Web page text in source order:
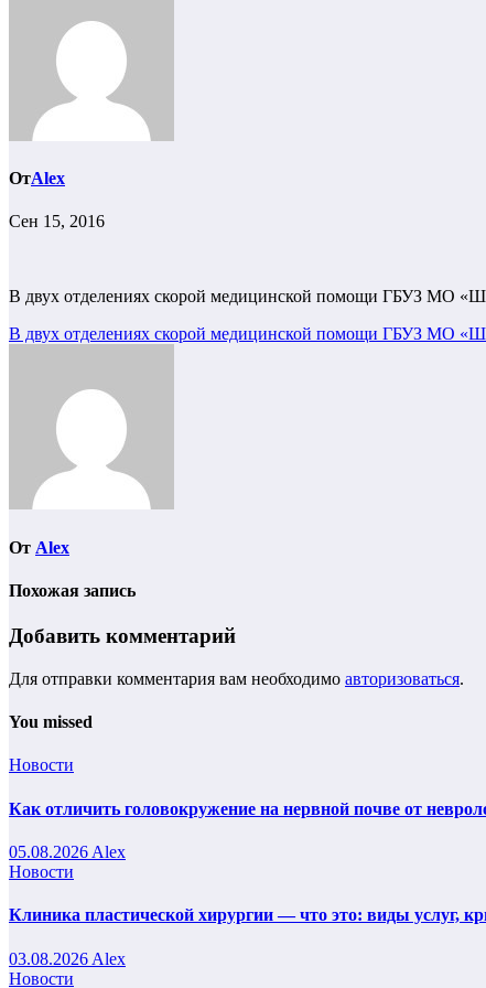
ОтAlex
Сен 15, 2016
В двух отделениях скорой медицинской помощи ГБУЗ МО
Навигация
записям
В двух отделениях скорой медицинской помощи ГБУЗ МО
От Alex
Похожая запись
Добавить комментарий
Для отправки комментария вам необходимо авторизоваться.
You missed
Новости
Как отличить головокружение на нервной почве от
05.08.2026 Alex
Новости
Клиника пластической хирургии — что это: виды услуг,
03.08.2026 Alex
Новости